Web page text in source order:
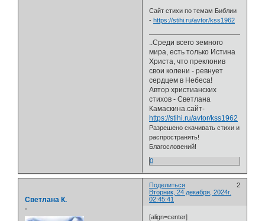
Сайт стихи по темам Библии
- https://stihi.ru/avtor/kss1962
..Среди всего земного
мира, есть только Истина
Христа, что преклонив
свои колени - ревнует
сердцем в Небеса!
Автор христианских
стихов - Светлана
Камаскина.сайт-
https://stihi.ru/avtor/kss1962
Разрешено скачивать стихи и
распространять!
Благословений!
0
Поделиться
2
Вторник, 24 декабря, 2024г.
02:45:41
Светлана К.
-
[align=center]